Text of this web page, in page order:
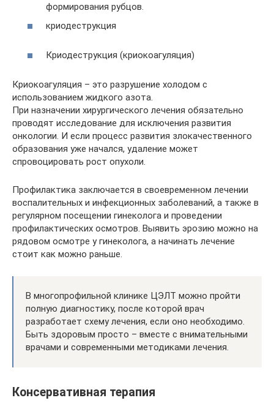
формирования рубцов.
криодеструкция
Криодеструкция (криокоагуляция)
Криокоагуляция – это разрушение холодом с
использованием жидкого азота.
При назначении хирургического лечения обязательно
проводят исследование для исключения развития
онкологии. И если процесс развития злокачественного
образования уже начался, удаление может
спровоцировать рост опухоли.
Профилактика заключается в своевременном лечении
воспалительных и инфекционных заболеваний, а также в
регулярном посещении гинеколога и проведении
профилактических осмотров. Выявить эрозию можно на
рядовом осмотре у гинеколога, а начинать лечение
стоит как можно раньше.
В многопрофильной клинике ЦЭЛТ можно пройти
полную диагностику, после которой врач
разработает схему лечения, если оно необходимо.
Быть здоровым просто – вместе с внимательными
врачами и современными методиками лечения.
Консервативная терапия